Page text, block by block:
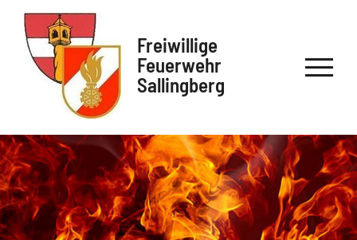
Freiwillige
Feuerwehr
Sallingberg